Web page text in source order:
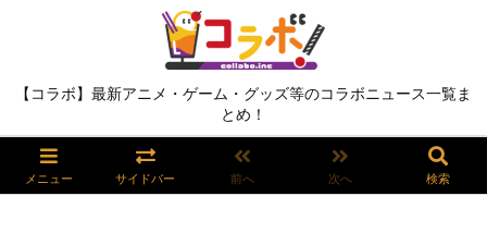
【コラボ】最新アニメ・ゲーム・グッズ等のコラボニュース一覧ま
とめ！
メニュー サイドバー 前へ 次へ 検索